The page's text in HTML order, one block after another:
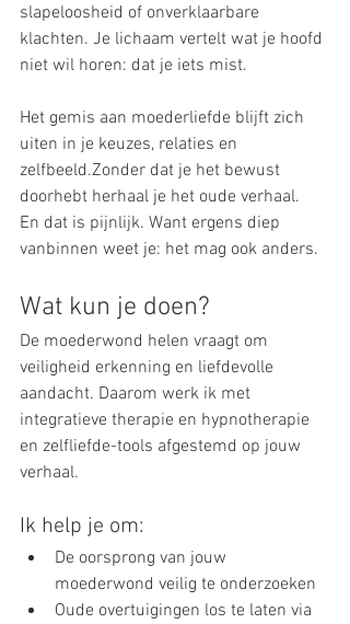
slapeloosheid of onverklaarbare
klachten. Je lichaam vertelt wat je hoofd
niet wil horen: dat je iets mist.
Het gemis aan moederliefde blijft zich
uiten in je keuzes, relaties en
zelfbeeld.Zonder dat je het bewust
doorhebt herhaal je het oude verhaal.
En dat is pijnlijk. Want ergens diep
vanbinnen weet je: het mag ook anders.
Wat kun je doen?
De moederwond helen vraagt om
veiligheid erkenning en liefdevolle
aandacht. Daarom werk ik met
integratieve therapie en hypnotherapie
en zelfliefde-tools afgestemd op jouw
verhaal.
Ik help je om:
De oorsprong van jouw
moederwond veilig te onderzoeken
Oude overtuigingen los te laten via